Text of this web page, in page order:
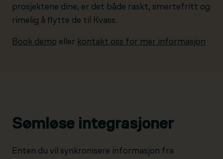
prosjektene dine, er det både raskt, smertefritt og
rimelig å flytte de til Kvass.
Book demo eller kontakt oss for mer informasjon
Sømløse integrasjoner
Enten du vil synkronisere informasjon fra